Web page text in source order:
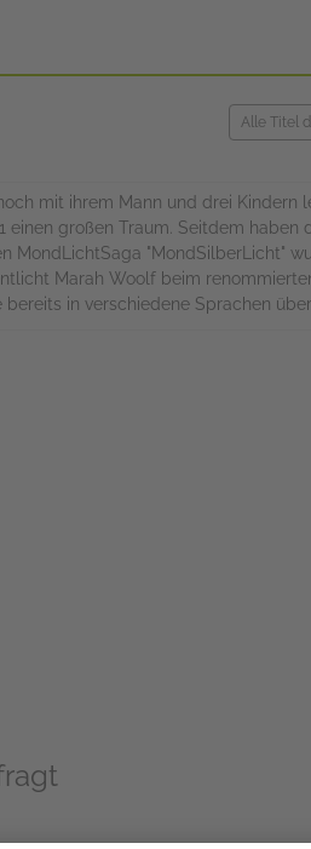
mit ihrem Mann und drei Kindern
großen Traum. Seitdem haben
MondLichtSaga "MondSilberLicht"
Marah Woolf beim
in verschiedene Sprachen